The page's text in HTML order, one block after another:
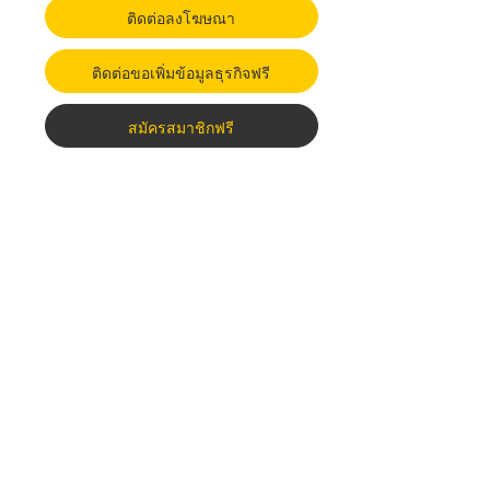
ติดต่อลงโฆษณา
ติดต่อขอเพิ่มข้อมูลธุรกิจฟรี
สมัครสมาชิกฟรี